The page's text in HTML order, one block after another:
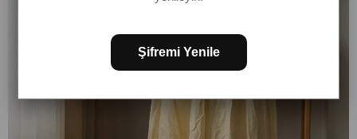
Şifremi Yenile